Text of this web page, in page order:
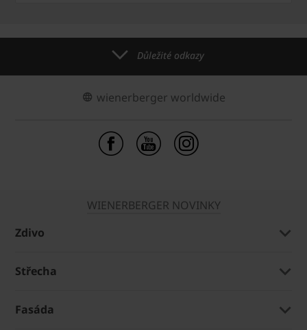
Důležité odkazy
wienerberger worldwide
WIENERBERGER NOVINKY
Zdivo
Střecha
Fasáda